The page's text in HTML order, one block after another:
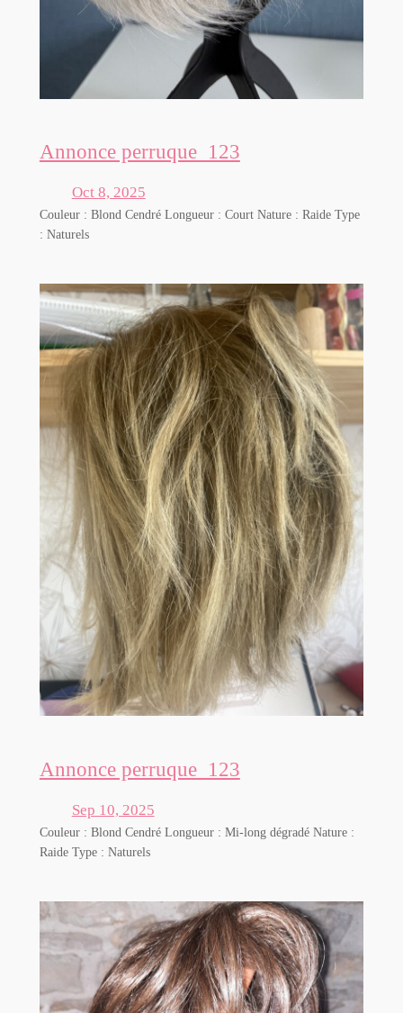
Annonce perruque_123
Oct 8, 2025
Couleur : Blond Cendré Longueur : Court Nature : Raide Type
: Naturels
Annonce perruque_123
Sep 10, 2025
Couleur : Blond Cendré Longueur : Mi-long dégradé Nature :
Raide Type : Naturels